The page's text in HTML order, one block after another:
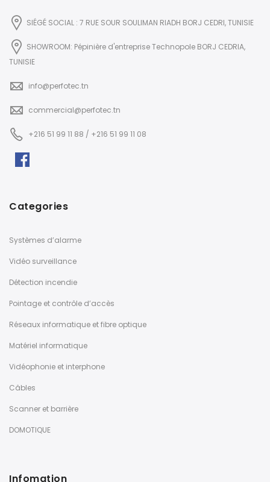
SIÉGÉ SOCIAL : 7 RUE SOUR SOULIMAN RIADH BORJ CEDRI, TUNISIE
SHOWROOM: Pépinière d'entreprise Technopole BORJ CEDRIA,
TUNISIE
info@perfotec.tn
commercial@perfotec.tn
+216 51 99 11 88 / +216 51 99 11 08
Categories
Systèmes d’alarme
Vidéo surveillance
Détection incendie
Pointage et contrôle d’accès
Réseaux informatique et fibre optique
Matériel informatique
Vidéophonie et interphone
Câbles
Scanner et barrière
DOMOTIQUE
Infomation